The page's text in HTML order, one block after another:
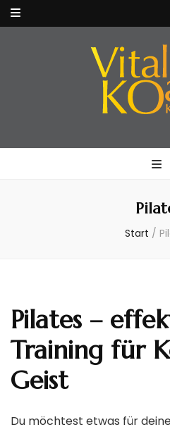
Start /
Pilates –
Training für
Geist
Du möchtest etwas für